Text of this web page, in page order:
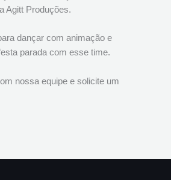
Agitt Produções.
dançar com animação e
parada com esse time.
nossa equipe e solicite um